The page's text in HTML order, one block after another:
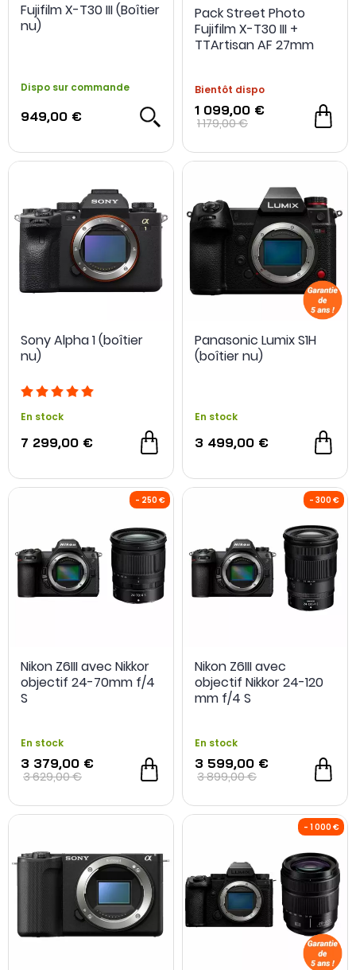
OCCASION
Fujifilm X-T30 III (Boîtier
nu)
Dispo sur commande
949,00 €
Pack Street Photo
Fujifilm X-T30 III +
TTArtisan AF 27mm
Bientôt dispo
1 099,00 €
1 179,00 €
Sony Alpha 1 (boîtier
nu)
En stock
7 299,00 €
Panasonic Lumix S1H
(boîtier nu)
En stock
3 499,00 €
Nikon Z6III avec Nikkor
objectif 24-70mm f/4
S
En stock
3 379,00 €
3 629,00 €
Nikon Z6III avec
objectif Nikkor 24-120
mm f/4 S
En stock
3 599,00 €
3 899,00 €